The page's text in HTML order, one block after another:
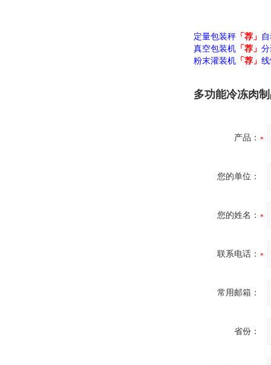
定量包装秤 「荐」
真空包装机 「荐」
粉末灌装机 「荐」
多功能冷冻肉
产品：
您的单位：
您的姓名：
联系电话：
常用邮箱：
省份：